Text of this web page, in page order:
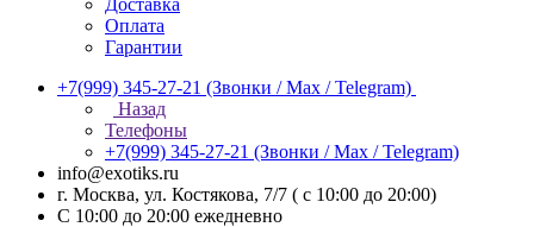
Доставка
Оплата
Гарантии
+7(999) 345-27-21 (Звонки / Max / Telegram)
Назад
Телефоны
+7(999) 345-27-21 (Звонки / Max / Telegram)
info@exotiks.ru
г. Москва, ул. Костякова, 7/7 ( с 10:00 до 20:00)
С 10:00 до 20:00 ежедневно